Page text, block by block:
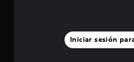
Iniciar sesión